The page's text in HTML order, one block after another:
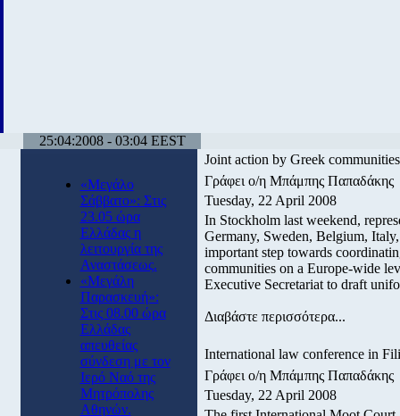
25:04:2008 - 03:04 EEST
«Μεγάλο
Σάββατο»: Στις
23.05 ώρα
Ελλάδας η
λειτουργία της
Αναστάσεως.
«Μεγάλη
Παρασκευή»:
Στις 08.00 ώρα
Ελλάδας
απευθείας
σύνδεση με τον
Ιερό Ναό της
Μητρόπολης
Αθηνών.
Joint action by Greek communities
Γράφει ο/η Μπάμπης Παπαδάκης
Tuesday, 22 April 2008
In Stockholm last weekend,
Germany, Sweden, Belgium,
important step towards
communities on a Europe-wide
Executive Secretariat to draft
Διαβάστε περισσότερα...
International law conference in
Γράφει ο/η Μπάμπης Παπαδάκης
Tuesday, 22 April 2008